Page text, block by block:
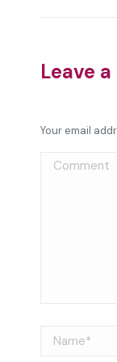
Leave
Your email
Comment
Name *